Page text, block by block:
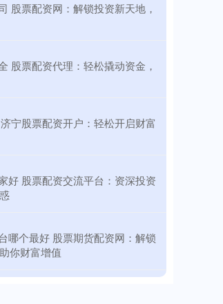
股票配资网：解锁投资新天地，
股票配资代理：轻松撬动资金，
宁股票配资开户：轻松开启财富
好 股票配资交流平台：资深投资
哪个最好 股票期货配资网：解锁
你财富增值